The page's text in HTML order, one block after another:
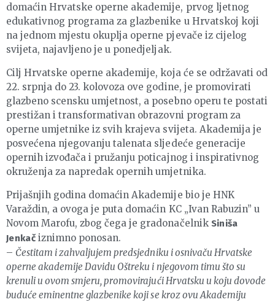
domaćin Hrvatske operne akademije, prvog ljetnog
edukativnog programa za glazbenike u Hrvatskoj koji
na jednom mjestu okuplja operne pjevače iz cijelog
svijeta, najavljeno je u ponedjeljak.
Cilj Hrvatske operne akademije, koja će se održavati od
22. srpnja do 23. kolovoza ove godine, je promovirati
glazbeno scensku umjetnost, a posebno operu te postati
prestižan i transformativan obrazovni program za
operne umjetnike iz svih krajeva svijeta. Akademija je
posvećena njegovanju talenata sljedeće generacije
opernih izvođača i pružanju poticajnog i inspirativnog
okruženja za napredak opernih umjetnika.
Prijašnjih godina domaćin Akademije bio je HNK
Varaždin, a ovoga je puta domaćin KC „Ivan Rabuzin” u
Novom Marofu, zbog čega je gradonačelnik Siniša
Jenkačiznimno ponosan.
– Čestitam i zahvaljujem predsjedniku i osnivaču Hrvatske
operne akademije Davidu Oštreku i njegovom timu što su
krenuli u ovom smjeru, promovirajući Hrvatsku u koju dovode
buduće eminentne glazbenike koji se kroz ovu Akademiju